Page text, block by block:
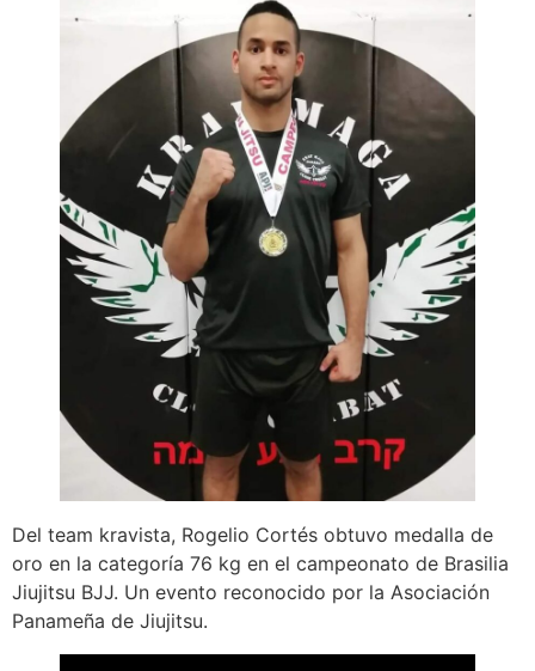
Del team kravista, Rogelio Cortés obtuvo medalla de
oro en la categoría 76 kg en el campeonato de Brasilia
Jiujitsu BJJ. Un evento reconocido por la Asociación
Panameña de Jiujitsu.